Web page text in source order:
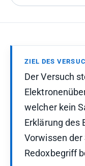
ZIEL DES
Der Versuch
welcher kein
Erklärung des
Vorwissen
Redoxbegriff